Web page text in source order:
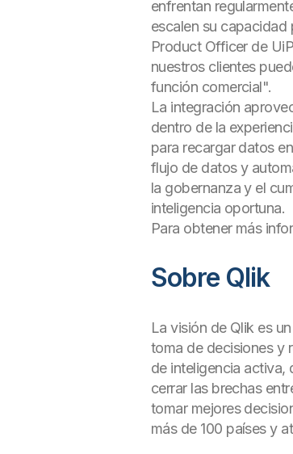
enfrentan
escalen su capacidad
Product Officer de
nuestros clientes
función comercial".
La integración
dentro de la
para recargar datos
flujo de datos y
la gobernanza y el
inteligencia oportuna.
Para obtener más
Sobre Qlik
La visión de Qlik es
toma de decisiones y
de inteligencia activa,
cerrar las brechas
tomar mejores
más de 100 países y